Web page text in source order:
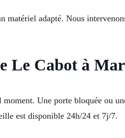
adapté. Nous
Le Cabot à
Une porte bloquée ou
est disponible 24h/24 et 7j/7.